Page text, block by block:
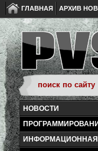
ГЛАВНАЯ АРХИВ
НОВОСТИ